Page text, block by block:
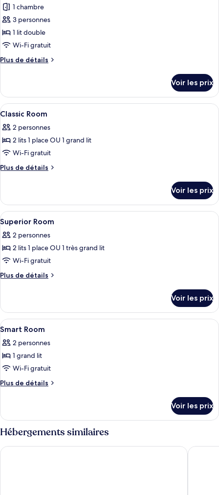
Junior
photos
pour
ce
type
chambre :
1 chambre
3 personnes
1 lit double
Wi-Fi gratuit
Plus de détails
Plus
le
type
de
Chambre
Supérieure
Voir les prix
Afficher
toutes
les
photos
pour
ce
chambre :
Classic
Room
Literie de qualité supérieure,
4
Classic Room
2 personnes
2 lits 1 place OU 1 grand lit
Wi-Fi gratuit
Plus de détails
Plus
le
type
de
chambre
Classic
Room
Voir les prix
Afficher
toutes
les
photos
pour
ce
chambre :
Superior
Room
Literie de qualité supérieure,
4
Superior Room
2 personnes
2 lits 1 place OU 1 très grand lit
Wi-Fi gratuit
Plus de détails
Plus
le
type
de
Superior
Room
Voir les prix
Afficher
toutes
les
photos
pour
ce
chambre :
Smart
Room
Literie de qualité supérieure,
4
Smart Room
2 personnes
1 grand lit
Wi-Fi gratuit
Plus de détails
Plus
le
type
de
chambre
Smart
Voir les prix
Hébergements similaires
Suitedreams The